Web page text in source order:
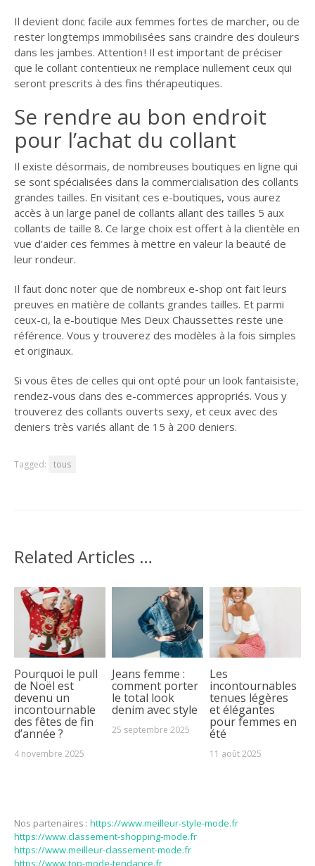
Il devient donc facile aux femmes fortes de marcher, ou de
rester longtemps immobilisées sans craindre des douleurs
dans les jambes. Attention ! Il est important de préciser
que le collant contentieux ne remplace nullement ceux qui
seront prescrits à des fins thérapeutiques.
Se rendre au bon endroit
pour l’achat du collant
Il existe désormais, de nombreuses boutiques en ligne qui
se sont spécialisées dans la commercialisation des collants
grandes tailles. En visitant ces e-boutiques, vous aurez
accès à un large panel de collants allant des tailles 5 aux
collants de taille 8. Ce large choix est offert à la clientèle en
vue d’aider ces femmes à mettre en valeur la beauté de
leur rondeur.
Il faut donc noter que de nombreux e-shop ont fait leurs
preuves en matière de collants grandes tailles. Et parmi
ceux-ci, la e-boutique Mes Deux Chaussettes reste une
référence. Vous y trouverez des modèles à la fois simples
et originaux.
Si vous êtes de celles qui ont opté pour un look fantaisiste,
rendez-vous dans des e-commerces appropriés. Vous y
trouverez des collants ouverts sexy, et ceux avec des
deniers très variés allant de 15 à 200 deniers.
Tagged: tous
Related Articles …
Pourquoi le pull
de Noël est
devenu un
incontournable
des fêtes de fin
d’année ?
4 novembre 2025
Jeans femme :
comment porter
le total look
denim avec style
25 septembre 2025
Les
incontournables
tenues légères
et élégantes
pour femmes en
été
11 août 2025
Nos partenaires : https://www.meilleur-style-mode.fr
https://www.classement-shopping-mode.fr
https://www.meilleur-classement-mode.fr
https://www.top-mode-tendance.fr